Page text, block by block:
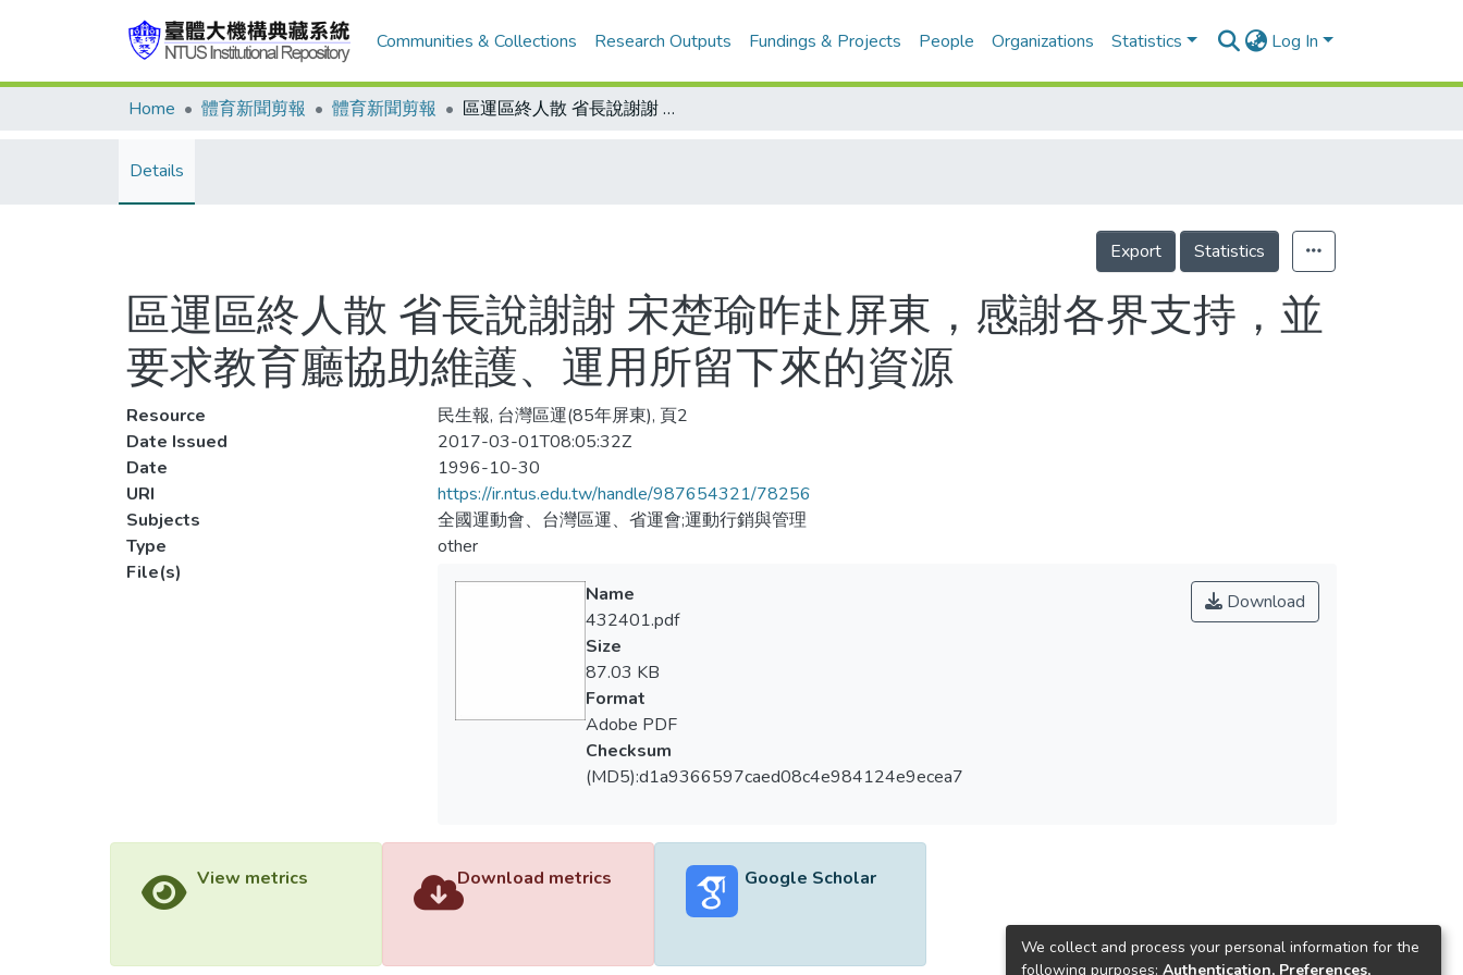
Communities & Collections Research Outputs Fundings & Projects People Organizations Statistics Log In
Home 體育新聞剪報 體育新聞剪報 區運區終人散 省長說謝謝 宋楚瑜昨赴屏東，感謝各界支持，並要求教育廳協助維護、運用所留下來的資源
Details
Export Statistics
區運區終人散 省長說謝謝 宋楚瑜昨赴屏東，感謝各界支持，並
要求教育廳協助維護、運用所留下來的資源
Resource
民生報, 台灣區運(85年屏東), 頁2
Date Issued
2017-03-01T08:05:32Z
Date
1996-10-30
URI
https://ir.ntus.edu.tw/handle/987654321/78256
Subjects
全國運動會、台灣區運、省運會;運動行銷與管理
Type
other
File(s)
Download
Name
432401.pdf
Size
87.03 KB
Format
Adobe PDF
Checksum
(MD5):d1a9366597caed08c4e984124e9ecea7
View metrics Download metrics Google Scholar
We collect and process your personal information for the
following purposes: Authentication, Preferences,